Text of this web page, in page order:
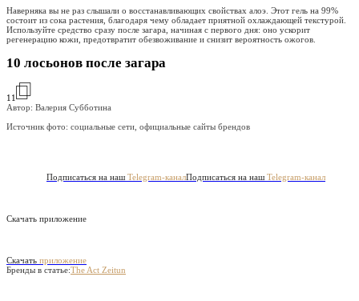
Наверняка вы не раз слышали о восстанавливающих свойствах алоэ. Этот гель на 99%
состоит из сока растения, благодаря чему обладает приятной охлаждающей текстурой.
Используйте средство сразу после загара, начиная с первого дня: оно ускорит
регенерацию кожи, предотвратит обезвоживание и снизит вероятность ожогов.
10 лосьонов после загара
11
Автор: Валерия Субботина
Источник фото: социальные сети, официальные сайты брендов
Подписаться на наш Telegram-каналПодписаться на наш Telegram-канал
Скачать приложение
Скачать приложение
Бренды в статье:The Act Zeitun